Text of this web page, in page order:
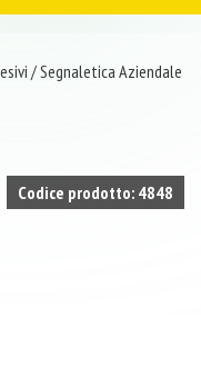
/Segnaletica Aziendale
Codice prodotto: 4848